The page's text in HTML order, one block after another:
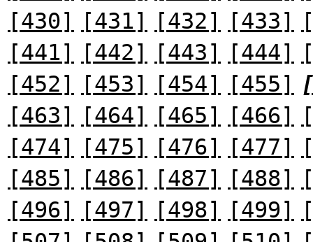
[430]
[431] [432] [433]
[441]
[442] [443] [444]
[452]
[453] [454] [455]
[463]
[464] [465] [466]
[474]
[475] [476] [477]
[485]
[486] [487] [488]
[496]
[497] [498] [499]